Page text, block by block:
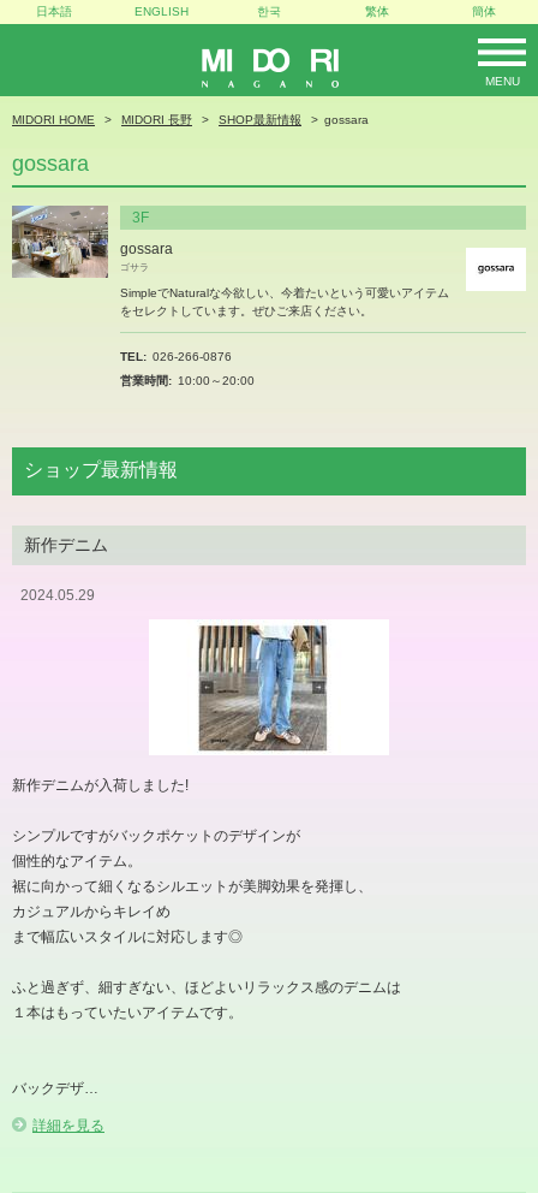
MIDORI
MENU
日本語 ENGLISH 한국 繁体 簡体
MIDORI HOME MIDORI 長野 SHOP最新情報 gossara
gossara
3F
gossara
ゴサラ
SimpleでNaturalな今欲しい、今着たいという可愛いアイテム
をセレクトしています。ぜひご来店ください。
TEL
026-266-0876
営業時間
10:00～20:00
ショップ最新情報
新作デニム
2024.05.29
新作デニムが入荷しました!
シンプルですがバックポケットのデザインが
個性的なアイテム。
裾に向かって細くなるシルエットが美脚効果を発揮し、
カジュアルからキレイめ
まで幅広いスタイルに対応します◎
ふと過ぎず、細すぎない、ほどよいリラックス感のデニムは
１本はもっていたいアイテムです。
バックデザ…
詳細を見る